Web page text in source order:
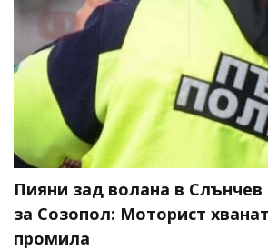
Пияни зад волана в Слънчев
за Созопол: Моторист хванат
промила